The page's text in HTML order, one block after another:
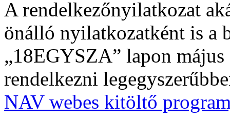
A rendelkezőnyilatkozat
önálló nyilatkozatként is a
„18EGYSZA” lapon
rendelkezni
NAV webes kitöltő